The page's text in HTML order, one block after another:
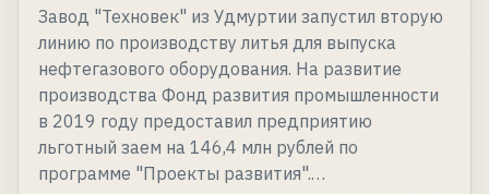
Завод "Техновек" из Удмуртии запустил вторую
линию по производству литья для выпуска
нефтегазового оборудования. На развитие
производства Фонд развития промышленности
в 2019 году предоставил предприятию
льготный заем на 146,4 млн рублей по
программе "Проекты развития".…